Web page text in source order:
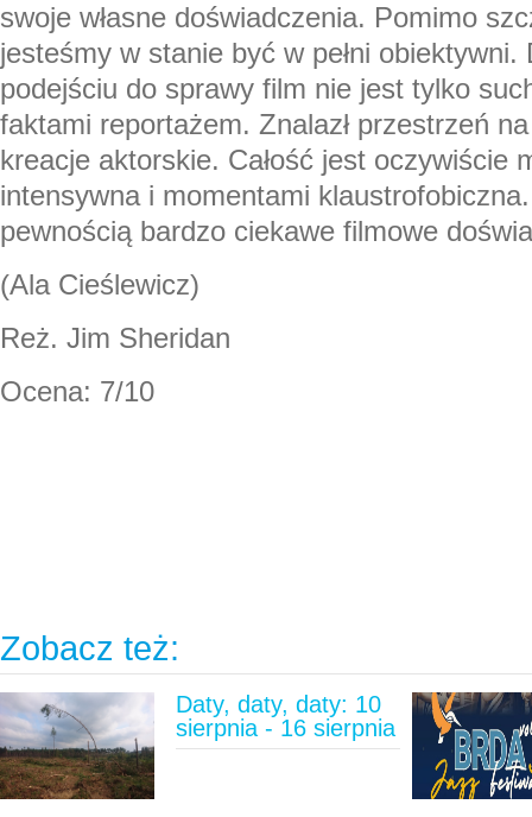
swoje własne doświadczenia. Pomimo
jesteśmy w stanie być w pełni obiektywni.
podejściu do sprawy film nie jest tylko
faktami reportażem. Znalazł przestrzeń
kreacje aktorskie. Całość jest oczywiście
intensywna i momentami
pewnością bardzo ciekawe filmowe
(Ala Cieślewicz)
Reż. Jim Sheridan
Ocena: 7/10
Zobacz też:
Daty, daty, daty: 10
sierpnia - 16 sierpnia